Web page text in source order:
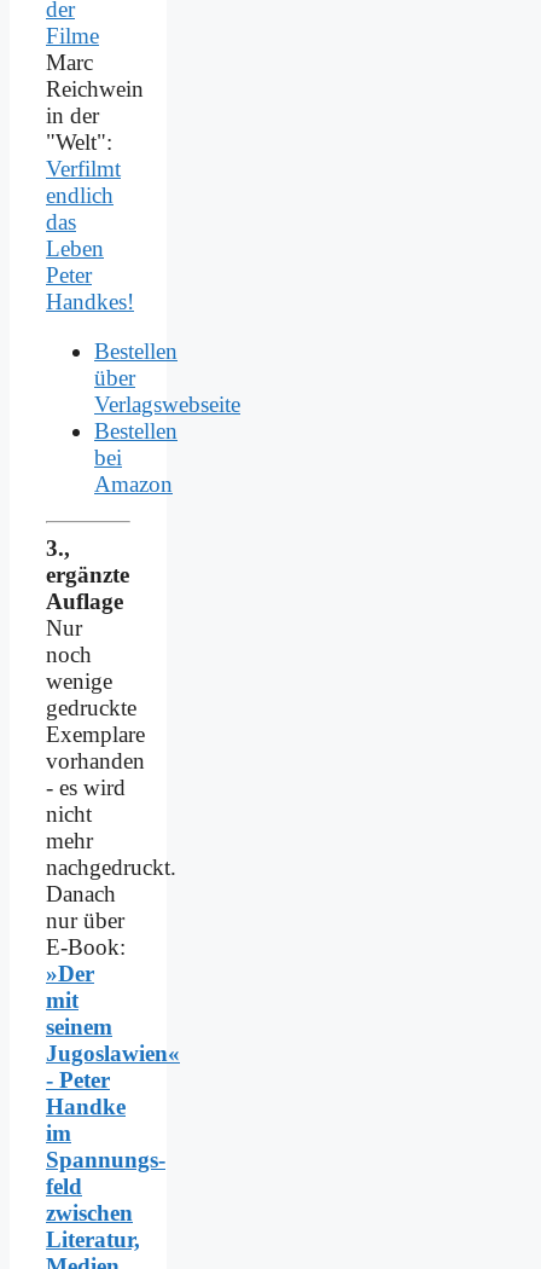
Marc
Reichwein
in der
"Welt":
Verfilmt
endlich
das
Leben
Peter
Handkes!
Bestellen
über
Verlagswebseite
Bestellen
bei
Amazon
3.,
ergänzte
Auflage
Nur
noch
wenige
gedruckte
Exemplare
vorhanden
- es wird
nicht
mehr
nachgedruckt.
Danach
nur über
E-Book:
»Der
mit
seinem
Jugoslawien«
- Peter
Handke
im
Spannungs­
feld
zwischen
Literatur,